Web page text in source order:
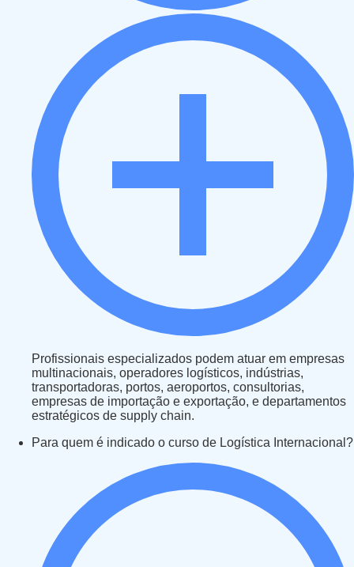
Profissionais especializados podem atuar em empresas
multinacionais, operadores logísticos, indústrias,
transportadoras, portos, aeroportos, consultorias,
empresas de importação e exportação, e departamentos
estratégicos de supply chain.
Para quem é indicado o curso de Logística Internacional?